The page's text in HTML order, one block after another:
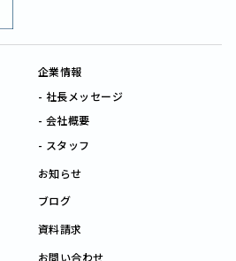
企業情報
社長メッセージ
会社概要
スタッフ
お知らせ
ブログ
資料請求
お問い合わせ